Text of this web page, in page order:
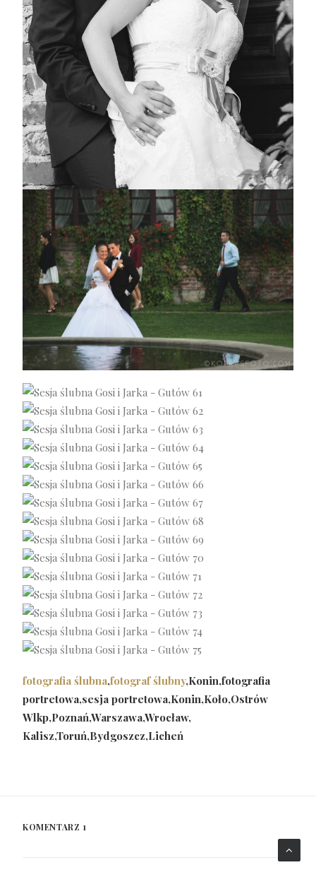
fotografia ślubna,fotograf ślubny,Konin,fotografia
portretowa,sesja portretowa,Konin,Koło,Ostrów
Wlkp,Poznań,Warszawa,Wrocław,
Kalisz,Toruń,Bydgoszcz,Licheń
KOMENTARZ 1